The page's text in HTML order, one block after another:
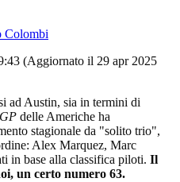
Colombi
(Aggiornato il 29 apr 2025
ad Austin, sia in termini di
delle Americhe ha
stagionale da "solito trio",
Alex Marquez, Marc
in base alla classifica piloti. Il
un certo numero 63.